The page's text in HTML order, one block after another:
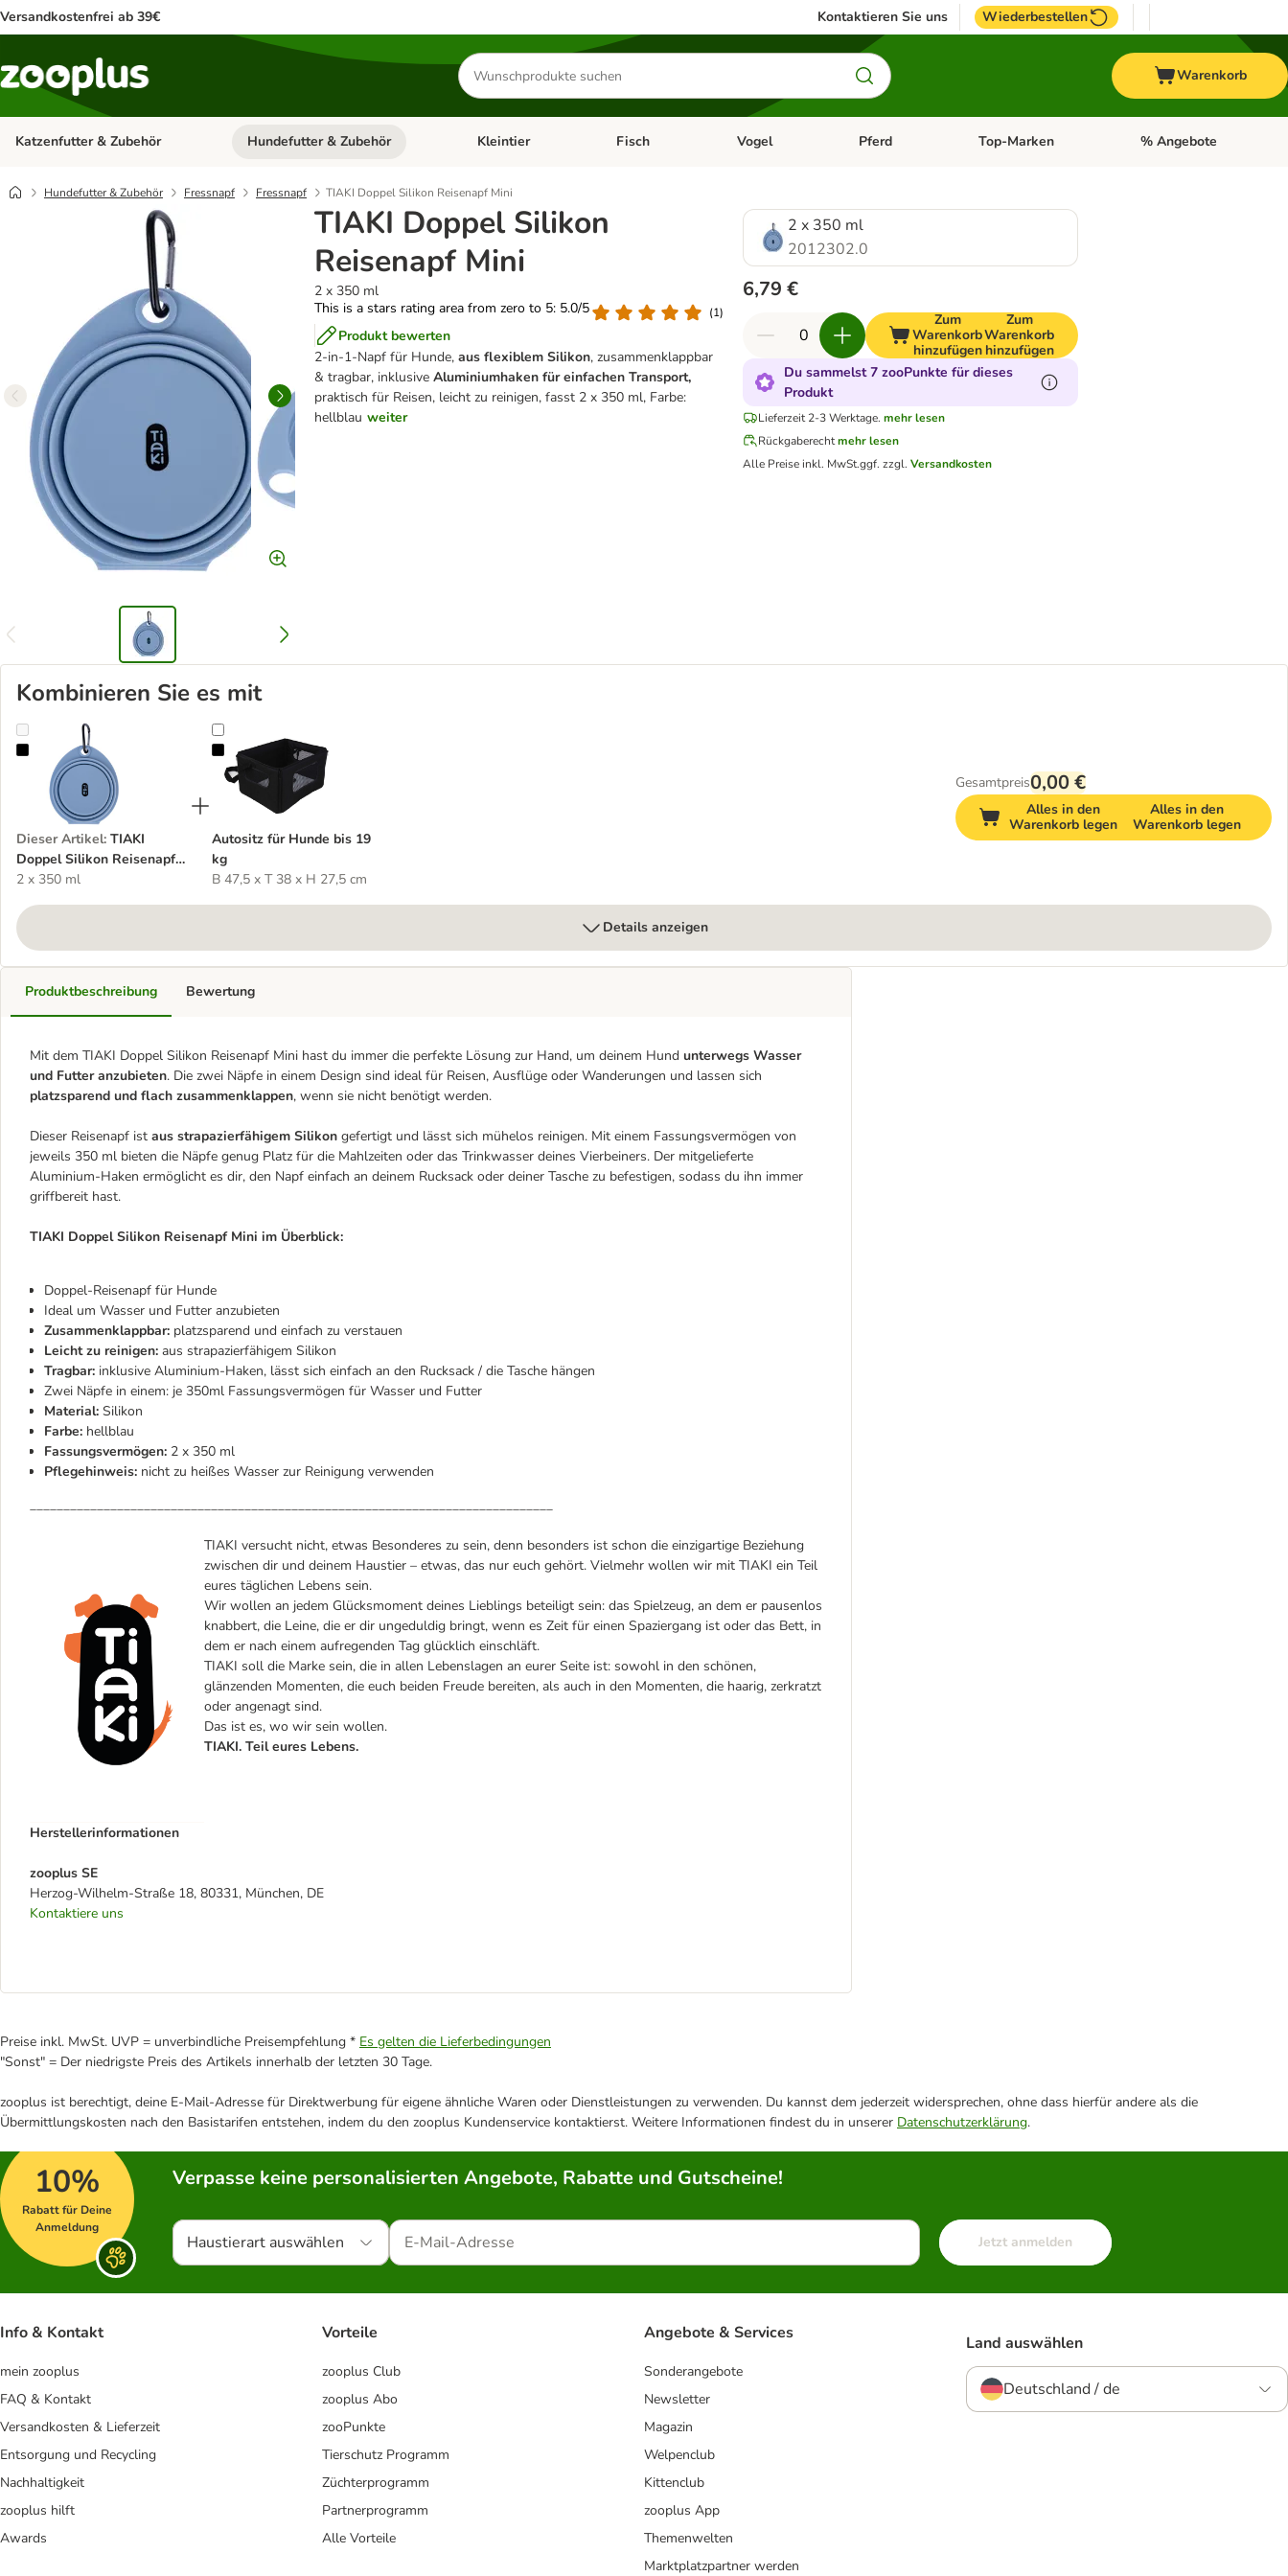
Versandkostenfrei ab 39€ Kontaktieren Sie uns Wiederbestellen
Produkte
suchen
Warenkorb
Katzenfutter & Zubehör Kategorie-Menü öffnen: Katzenfutter & Zubehör
Hundefutter & Zubehör Kategorie-Menü öffnen: Hundefutter & Zubehör
Kleintier Kategorie-Menü öffnen: Kleintier
Fisch Kategorie-Menü öffnen: Fisch
Vogel Kategorie-Menü öffnen: Vogel
Pferd Kategorie-Menü öffnen: Pferd
Top-Marken Kategorie-Menü öffnen:
% Angebote
Hundefutter & Zubehör Fressnapf Fressnapf TIAKI Doppel Silikon Reisenapf Mini
TIAKI Doppel Silikon
Reisenapf Mini
2 x 350 ml
This is a stars rating area from zero to 5: 5.0/5
(1)
Produkt bewerten
2-in-1-Napf für Hunde,aus flexiblem Silikon, zusammenklappbar
& tragbar, inklusiveAluminiumhaken für einfachen Transport,
praktisch für Reisen, leicht zu reinigen, fasst 2 x 350 ml, Farbe:
hellblau weiter
2 x 350 ml
2012302.0
6,79 €
Zum
Warenkorb
hinzufügen
Zum
Warenkorb
hinzufügen
Du sammelst 7 zooPunkte für dieses
Produkt
Lieferzeit 2-3 Werktage. mehr lesen
Rückgaberechtmehr lesen
Alle Preise inkl. MwSt.ggf. zzgl.Versandkosten
Kombinieren Sie es mit
TIAKI Doppel Silikon Reisenapf Mini
Dieser Artikel: TIAKI
Doppel Silikon Reisenapf
Mini
2 x 350 ml
Autositz für Hunde bis 19 kg
Autositz für Hunde bis 19
kg
B 47,5 x T 38 x H 27,5 cm
Gesamtpreis0,00 €
Alles in den
Warenkorb legen
Alles in den
Warenkorb legen
Details anzeigen
Produktbeschreibung
Mit dem TIAKI Doppel Silikon Reisenapf Mini hast du immer die perfekte Lösung zur Hand, um deinem Hund unterwegs Wasser
und Futter anzubieten. Die zwei Näpfe in einem Design sind ideal für Reisen, Ausflüge oder Wanderungen und lassen sich
platzsparend und flach zusammenklappen, wenn sie nicht benötigt werden.
Dieser Reisenapf ist aus strapazierfähigem Silikon gefertigt und lässt sich mühelos reinigen. Mit einem Fassungsvermögen von
jeweils 350 ml bieten die Näpfe genug Platz für die Mahlzeiten oder das Trinkwasser deines Vierbeiners. Der mitgelieferte
Aluminium-Haken ermöglicht es dir, den Napf einfach an deinem Rucksack oder deiner Tasche zu befestigen, sodass du ihn immer
griffbereit hast.
TIAKI Doppel Silikon Reisenapf Mini im Überblick:
Doppel-Reisenapf für Hunde
Ideal um Wasser und Futter anzubieten
Zusammenklappbar: platzsparend und einfach zu verstauen
Leicht zu reinigen: aus strapazierfähigem Silikon
Tragbar: inklusive Aluminium-Haken, lässt sich einfach an den Rucksack / die Tasche hängen
Zwei Näpfe in einem: je 350ml Fassungsvermögen für Wasser und Futter
Material: Silikon
Farbe: hellblau
Fassungsvermögen: 2 x 350 ml
Pflegehinweis: nicht zu heißes Wasser zur Reinigung verwenden
______________________________________________________________________________
TIAKI versucht nicht, etwas Besonderes zu sein, denn besonders ist schon die einzigartige Beziehung
zwischen dir und deinem Haustier – etwas, das nur euch gehört. Vielmehr wollen wir mit TIAKI ein Teil
eures täglichen Lebens sein.
Wir wollen an jedem Glücksmoment deines Lieblings beteiligt sein: das Spielzeug, an dem er pausenlos
knabbert, die Leine, die er dir ungeduldig bringt, wenn es Zeit für einen Spaziergang ist oder das Bett, in
dem er nach einem aufregenden Tag glücklich einschläft.
TIAKI soll die Marke sein, die in allen Lebenslagen an eurer Seite ist: sowohl in den schönen,
glänzenden Momenten, die euch beiden Freude bereiten, als auch in den Momenten, die haarig, zerkratzt
oder angenagt sind.
Das ist es, wo wir sein wollen.
TIAKI. Teil eures Lebens.
Herstellerinformationen
zooplus SE
Herzog-Wilhelm-Straße 18, 80331, München, DE
Kontaktiere uns
Bewertung
Preise inkl. MwSt. UVP = unverbindliche Preisempfehlung * Es gelten die Lieferbedingungen
"Sonst" = Der niedrigste Preis des Artikels innerhalb der letzten 30 Tage.
zooplus ist berechtigt, deine E-Mail-Adresse für Direktwerbung für eigene ähnliche Waren oder Dienstleistungen zu verwenden. Du kannst dem jederzeit widersprechen, ohne dass hierfür andere als die
Übermittlungskosten nach den Basistarifen entstehen, indem du den zooplus Kundenservice kontaktierst. Weitere Informationen findest du in unserer Datenschutzerklärung.
10%
Rabatt für Deine
Anmeldung
Verpasse keine personalisierten Angebote, Rabatte und Gutscheine!
Haustierart auswählen Jetzt anmelden
Info & Kontakt
mein zooplus
FAQ & Kontakt
Versandkosten & Lieferzeit
Entsorgung und Recycling
Nachhaltigkeit
zooplus hilft
Awards
Vorteile
zooplus Club
zooplus Abo
zooPunkte
Tierschutz Programm
Züchterprogramm
Partnerprogramm
Alle Vorteile
Angebote & Services
Sonderangebote
Newsletter
Magazin
Welpenclub
Kittenclub
zooplus App
Themenwelten
Marktplatzpartner werden
Land auswählen
Deutschland / de